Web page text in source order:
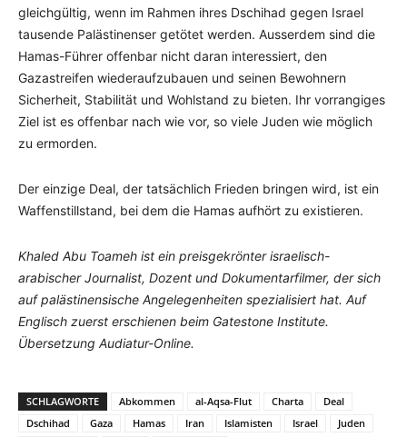
gleichgültig, wenn im Rahmen ihres Dschihad gegen Israel
tausende Palästinenser getötet werden. Ausserdem sind die
Hamas-Führer offenbar nicht daran interessiert, den
Gazastreifen wiederaufzubauen und seinen Bewohnern
Sicherheit, Stabilität und Wohlstand zu bieten. Ihr vorrangiges
Ziel ist es offenbar nach wie vor, so viele Juden wie möglich
zu ermorden.
Der einzige Deal, der tatsächlich Frieden bringen wird, ist ein
Waffenstillstand, bei dem die Hamas aufhört zu existieren.
Khaled Abu Toameh ist ein preisgekrönter israelisch-
arabischer Journalist, Dozent und Dokumentarfilmer, der sich
auf palästinensische Angelegenheiten spezialisiert hat. Auf
Englisch zuerst erschienen beim Gatestone Institute.
Übersetzung Audiatur-Online.
SCHLAGWORTE Abkommen al-Aqsa-Flut Charta
Deal
Dschihad
Gaza Hamas Iran Islamisten Israel
Juden